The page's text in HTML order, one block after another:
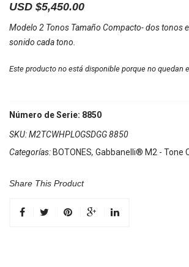
USD $5,450.00
Modelo 2 Tonos Tamaño Compacto- dos tonos
sonido cada tono.
Este producto no está disponible porque no quedan
Número de Serie: 8850
SKU:M2TCWHPLOGSDGG 8850
Categorías: BOTONES, Gabbanelli® M2 - Tone
Share This Product